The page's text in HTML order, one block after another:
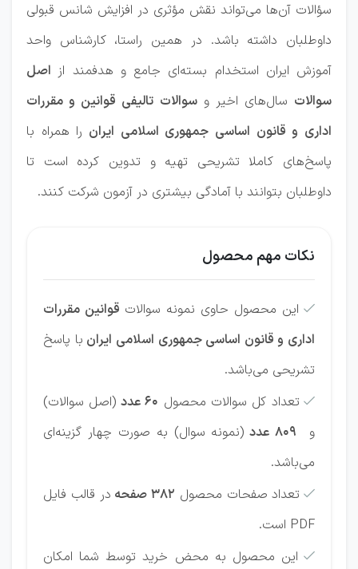
سؤالات آن‌ها می‌تواند نقش مؤثری در افزایش شانس قبولی
داوطلبان داشته باشد. در همین راستا، کارشناس واحد
آموزش ایران استخدام بسته‌ای جامع و هدفمند از اصل
سوالات سال‌های اخیر وسوالات تالیفی قوانین و مقررات
اداری و قانون اساسی جمهوری اسلامی ایران را همراه با
پاسخ‌های کاملا تشریحی تهیه و تدوین کرده است تا
داوطلبان بتوانند با آمادگی بیشتری در آزمون شرکت کنند.
نکات مهم محصول
 این محصول حاوی نمونه سوالات قوانین مقررات
اداری و قانون اساسی جمهوری اسلامی ایران با پاسخ
تشریحی می‌باشد.
 تعداد کل سوالات محصول 60 عدد
(اصل سوالات)
و 809 عدد
(نمونه سوال) به صورت چهار گزینه‌ای
می‌باشد.
 تعداد صفحات محصول 382 صفحه
در قالب فایل
PDF است.
 این محصول به محض خرید توسط شما امکان